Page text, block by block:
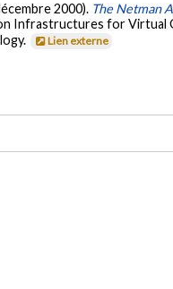
2000). The Netman
Infrastructures for Virtual
Lien externe